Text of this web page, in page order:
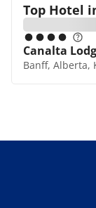
Top Hotel
Canalta
Banff, Alberta,